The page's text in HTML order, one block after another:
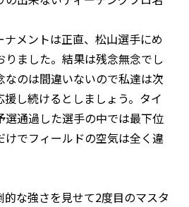
メントは正直、松山選手にめ
りました。結果は残念無念でし
なのは間違いないので私達は次
し続けるとしましょう。タイ
選通過した選手の中では最下位
けでフィールドの空気は全く違
的な強さを見せて2度目のマスタ